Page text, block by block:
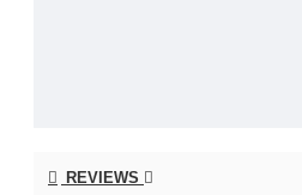
REVIEWS